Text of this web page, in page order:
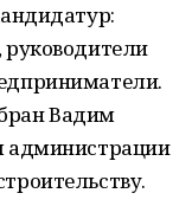
руководители
Вадим
администрации